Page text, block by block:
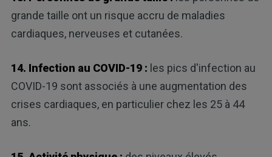
grande taille ont un risque accru de maladies
cardiaques, nerveuses et cutanées.
14. Infection au COVID-19 : les pics d'infection au
COVID-19 sont associés à une augmentation des
crises cardiaques, en particulier chez les 25 à 44
ans.